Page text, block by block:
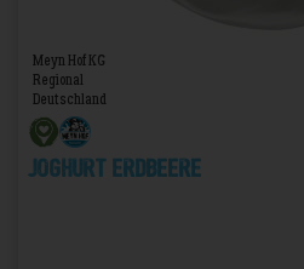
Meyn Hof KG
Regional
Deutschland
Joghurt Erdbeere